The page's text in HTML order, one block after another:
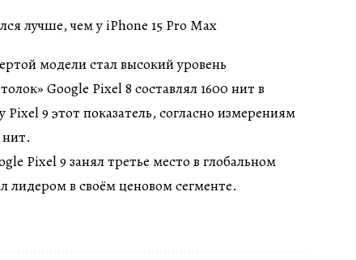
модели стал высокий уровень
Google Pixel 8 составлял 1600 нит в
9 этот показатель, согласно измерениям
Pixel 9 занял третье место в глобальном
лидером в своём ценовом сегменте.